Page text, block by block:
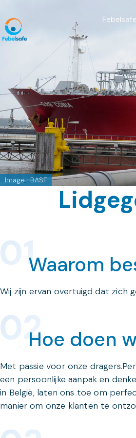
Febelsafe
Image : BASF
Waarom
Wij zijn ervan overtuigd dat zich
Hoe doen
Met passie voor onze
een persoonlijke aanpak en
in België, laten ons toe om
manier om onze klanten te